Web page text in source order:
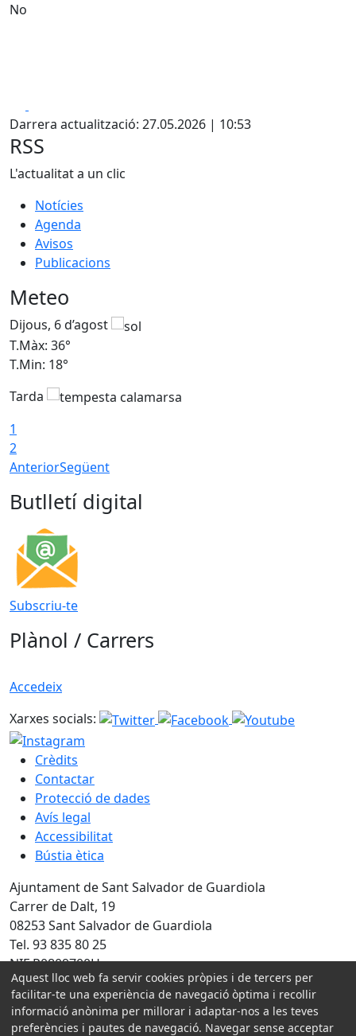
No
Darrera actualització: 27.05.2026 | 10:53
RSS
L'actualitat a un clic
Notícies
Agenda
Avisos
Publicacions
Meteo
Dijous, 6 d’agost
T.Màx: 36°
T.Min: 18°
Tarda
1
2
AnteriorSegüent
Butlletí digital
Subscriu-te
Plànol / Carrers
Accedeix
Xarxes socials:
Crèdits
Contactar
Protecció de dades
Avís legal
Accessibilitat
Bústia ètica
Ajuntament de Sant Salvador de Guardiola
Carrer de Dalt, 19
08253 Sant Salvador de Guardiola
Tel. 93 835 80 25
NIF P0809700H
Amb la col·laboració de:
Aquest lloc web fa servir cookies pròpies i de tercers per
facilitar-te una experiència de navegació òptima i recollir
informació anònima per millorar i adaptar-nos a les teves
preferències i pautes de navegació. Navegar sense acceptar